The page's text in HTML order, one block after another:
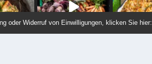
oder Widerruf von Einwilligungen, klicken Sie hier: